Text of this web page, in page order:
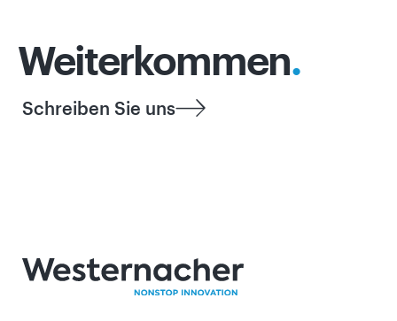
Weiterkommen.
Schreiben Sie uns